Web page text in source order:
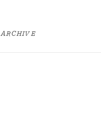
ARCHIVE